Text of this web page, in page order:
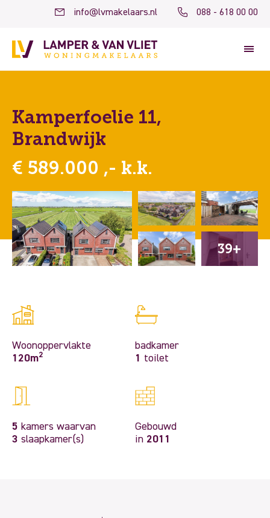
info@lvmakelaars.nl 088 - 618 00 00
Kamperfoelie 11,
Brandwijk
€ 589.000 ,- k.k.
39+
Woonoppervlakte
120m2
badkamer
1
toilet
5 kamers waarvan
3 slaapkamer(s)
Gebouwd
in 2011